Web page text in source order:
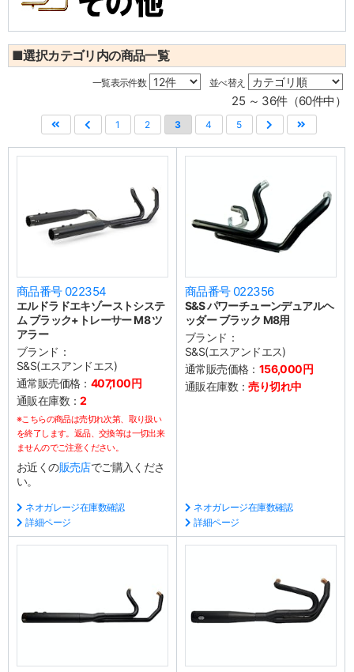
■選択カテゴリ内の商品一覧
一覧表示件数 並べ替え
25 ～ 36件（60件中）
1 2 3 4 5
商品番号 022354
エルドラドエキゾーストシステ
ム ブラック+トレーサー M8 ツ
アラー
ブランド：
S&S(エスアンドエス)
通常販売価格： 407,100円
通販在庫数：2
※こちらの商品は売切れ次第、取り扱い
を終了します。返品、交換等は一切出来
ませんのでご注意ください。
お近くの販売店でご購入くださ
い。
ネオガレージ在庫数確認
詳細ページ
商品番号 022356
S&S パワーチューンデュアルヘ
ッダー ブラック M8用
ブランド：
S&S(エスアンドエス)
通常販売価格： 156,000円
通販在庫数：売り切れ中
ネオガレージ在庫数確認
詳細ページ